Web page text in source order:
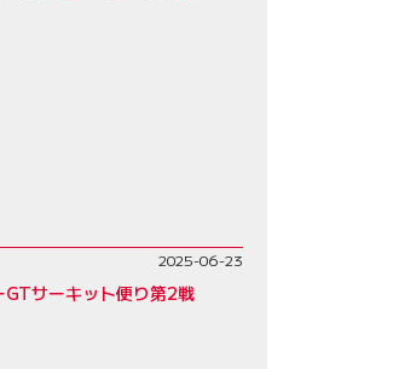
2025-06-23
GTサーキット便り第2戦